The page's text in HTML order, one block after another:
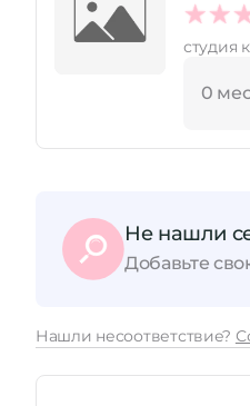
студия
0
Не нашли
Добавьте
Нашли несоответствие?